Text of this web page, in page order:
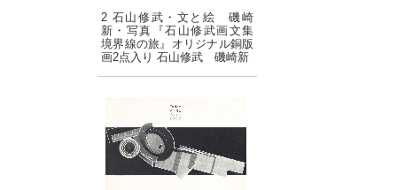
2 石山修武・文と絵 磯崎
新・写真『石山修武画文集
境界線の旅』オリジナル銅版
画2点入り 石山修武 磯崎新